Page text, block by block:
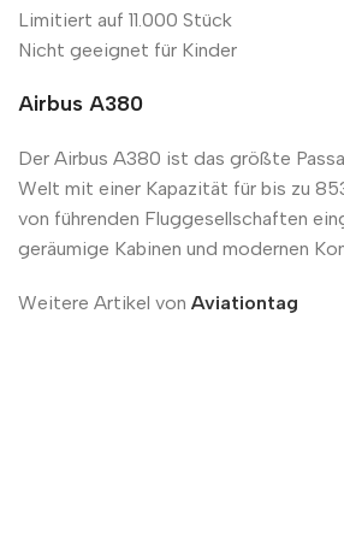
Limitiert auf 11.000 Stück
Nicht geeignet für Kinder
Airbus A380
Der Airbus A380 ist das größte
Welt mit einer Kapazität für bis zu
von führenden Fluggesellschaften
geräumige Kabinen und modernen
Weitere Artikel von Aviationtag